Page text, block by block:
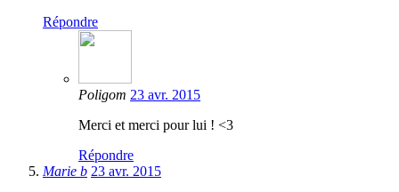
Répondre
Poligom 23 avr. 2015
Merci et merci pour lui ! <3
Répondre
Marie b 23 avr. 2015